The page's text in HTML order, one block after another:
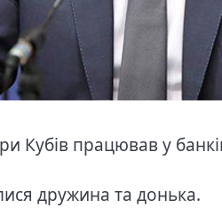
Кубів працював у
дружина та донька.